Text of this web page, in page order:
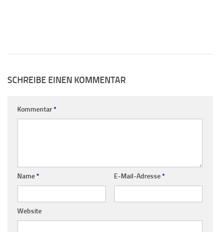
SCHREIBE EINEN KOMMENTAR
Kommentar*
Name* E-Mail-Adresse*
Website